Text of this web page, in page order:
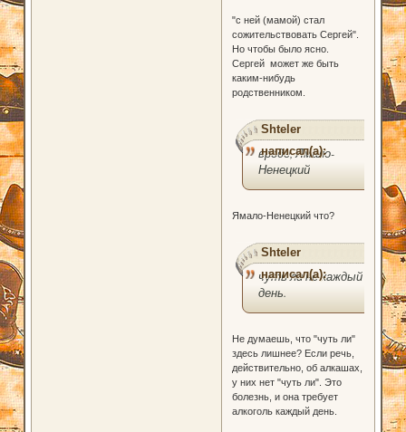
"с ней (мамой) стал
сожительствовать Сергей".
Но чтобы было ясно.
Сергей может же быть
каким-нибудь
родственником.
Shteler
написал(а):
вроде, Ямало-
Ненецкий
Ямало-Ненецкий что?
Shteler
написал(а):
чуть ли не каждый
день.
Не думаешь, что "чуть ли"
здесь лишнее? Если речь,
действительно, об алкашах,
у них нет "чуть ли". Это
болезнь, и она требует
алкоголь каждый день.